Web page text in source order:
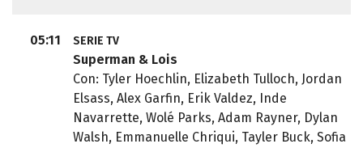
05:11 SERIE TV
Superman & Lois
Con: Tyler Hoechlin, Elizabeth Tulloch, Jordan
Elsass, Alex Garfin, Erik Valdez, Inde
Navarrette, Wolé Parks, Adam Rayner, Dylan
Walsh, Emmanuelle Chriqui, Tayler Buck, Sofia